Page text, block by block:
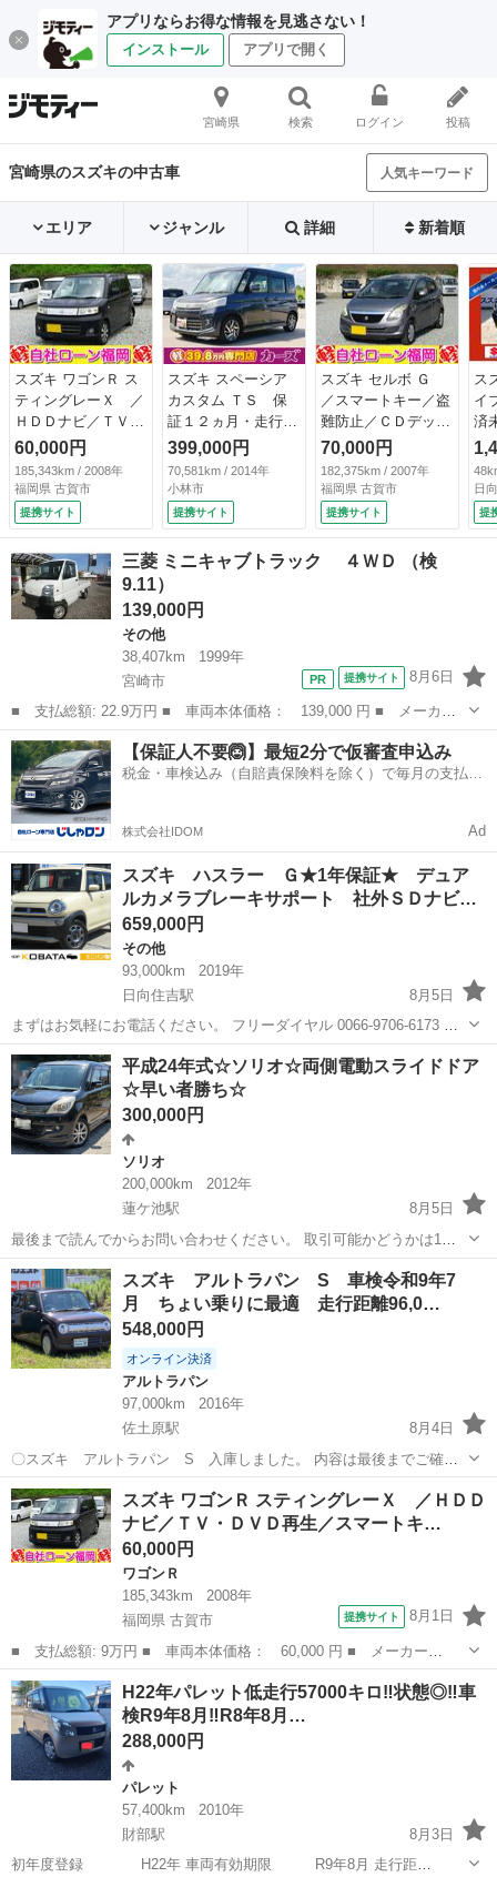
アプリならお得な情報を見逃さない！
インストール アプリで開く
宮崎県 検索 ログイン 投稿
宮崎県のスズキの中古車 人気キーワード
エリア ジャンル 詳細 新着順
スズキ ワゴンＲ ス
ティングレーＸ ／
ＨＤＤナビ／ＴＶ・
ＤＶＤ再生／スマー
トキー／アルミホイ
ール／ＨＩＤライト
／盗難防止／電格ミ
ラー／タイミングチ
60,000円
185,343km / 2008年
福岡県 古賀市
提携サイト
スズキ スペーシア
カスタム ＴＳ 保
証１２ヵ月・走行無
制限 ＥＴＣ 両側
電動スライドドア
ナビ ＴＶ オート
ライト ＨＩＤ ス
マートキー アイド
リングストップ 電
動格納ミラー ベン
盗難防止システム
検整備付）
399,000円
70,581km / 2014年
小林市
提携サイト
スズキ セルボ Ｇ
／スマートキー／盗
難防止／ＣＤデッキ
／電格ミラー／タイ
ミングチェーン
（検10.4）
70,000円
182,375km / 2007年
福岡県 古賀市
提携サイト
ス
イ
済
害
リ
全
Ｌ
Ｂ
日
提
三菱 ミニキャブトラック ４ＷＤ （検
9.11）
139,000円
その他
38,407km
1999年
宮崎市
提携サイト 8月6日
■ 支払総額: 22.9万円 ■ 車両本体価格： 139,000 円 ■ メーカー
名： 三菱 ■ 車種名： ミニキャブトラック ■ グレード名：
４ＷＤ ■ 排気量： 660cc ■ ドア枚数： 2D ■ ミッション： ...
宮崎 宮崎市 その他 ミニキャブ
【保証人不要🙆】最短2分で仮審査申込み
税金・車検込み（自賠責保険料を除く）で毎月の支払額
株式会社IDOM Ad
スズキ ハスラー Ｇ★1年保証★ デュア
ルカメラブレーキサポート 社外ＳＤナビ…
659,000円
その他
93,000km
2019年
日向住吉駅
8月5日
まずはお気軽にお電話ください。 フリーダイヤル 0066-9706-6173 ★
ラインID:@443feups★ https://lin.ee/JPpMU2h ■当社グループ在庫情
報■ htt...
宮崎 宮崎市 日向住吉駅 その他 ハスラー
平成24年式☆ソリオ☆両側電動スライドドア
☆早い者勝ち☆
300,000円
ソリオ
200,000km
2012年
蓮ケ池駅
8月5日
最後まで読んでからお問い合わせください。 取引可能かどうかは1週
間以内に現車確認される方だけ聞いてください。 多忙な為、購入する
気がないと判断した方には、返信しません。ご了承下さい。 基本的に
は現状販売ですが、売って終わり...
宮崎 宮崎市 蓮ケ池駅 ソリオ エンジン
スズキ アルトラパン S 車検令和9年7
月 ちょい乗りに最適 走行距離96,0…
548,000円
オンライン決済
アルトラパン
97,000km
2016年
佐土原駅
8月4日
〇スズキ アルトラパン S 入庫しました。 内容は最後までご確認
宜しくお願い致します。 あくまでも中古車となります。 ○初年度登録
平成 28 年 ( 2016年) ○日産 ノートeパワー X(HE12) ...
宮崎 宮崎市 佐土原駅 走行距離
スズキ ワゴンＲ スティングレーＸ ／ＨＤＤ
ナビ／ＴＶ・ＤＶＤ再生／スマートキ…
60,000円
ワゴンＲ
185,343km
2008年
福岡県 古賀市
提携サイト 8月1日
■ 支払総額: 9万円 ■ 車両本体価格： 60,000 円 ■ メーカー
名： スズキ ■ 車種名： ワゴンＲ ■ グレード名： スティング
レーＸ ／ＨＤＤナビ／ＴＶ・ＤＶＤ再生／スマートキー／アルミホ
イール／ＨＩＤライト...
福岡 古賀市 ワゴンＲ
H22年パレット低走行57000キロ‼️状態◎‼️車
検R9年8月‼️R8年8月…
288,000円
パレット
57,400km
2010年
財部駅
8月3日
初年度登録 H22年 車両有効期限 R9年8月 走行距